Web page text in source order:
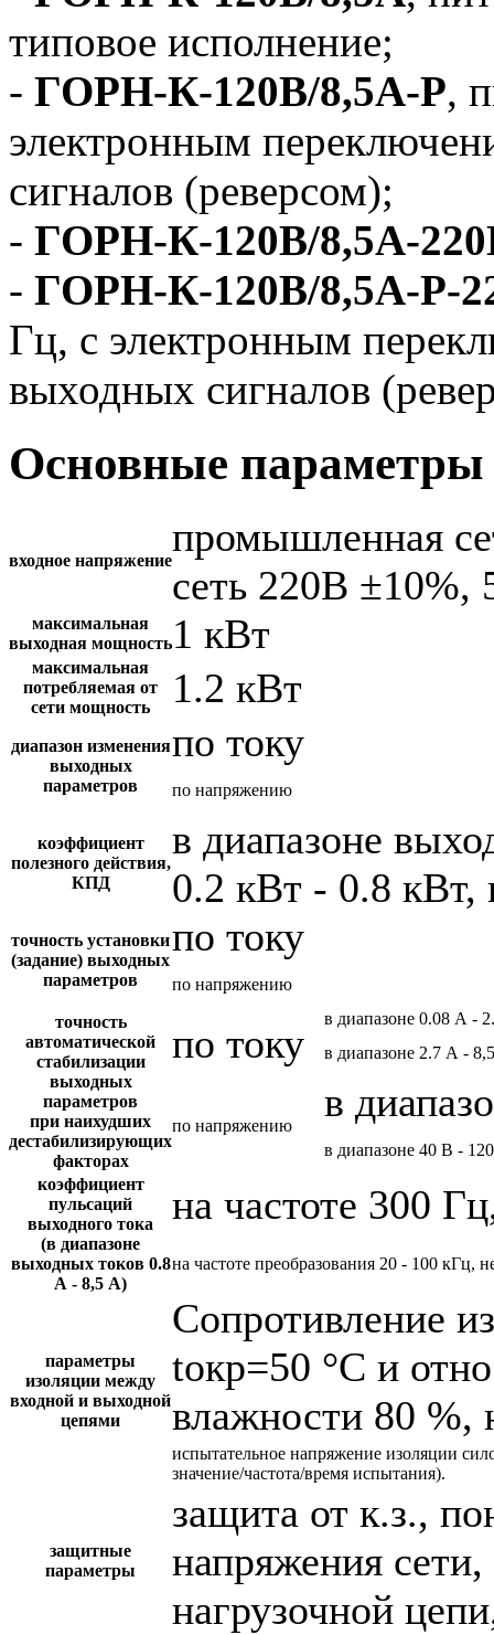
типовое исполнение;
- ГОРН-К-120В/8,5А-Р,
электронным
сигналов (реверсом);
- ГОРН-К-120В/8,5А-
- ГОРН-К-120В/8,5А-Р-
Гц, с электронным
выходных сигналов
Основные параметры
входное напряжение
промышленная
сеть 220В ±10%,
максимальная
выходная мощность1 кВт
максимальная
потребляемая от
сети мощность
1.2 кВт
диапазон изменения
выходных
параметров
по току
по напряжению
коэффициент
полезного действия,
КПД
в диапазоне
0.2 кВт - 0.8 кВт,
точность установки
(задание) выходных
параметров
по току
по напряжению
точность
автоматической
стабилизации
выходных
параметров
при наихудших
дестабилизирующих
факторах
по току
в диапазоне 0.08 А -
в диапазоне 2.7 А -
по напряжению
в
в диапазоне 40 В -
коэффициент
пульсаций
выходного тока
(в диапазоне
выходных токов 0.8
А - 8,5 А)
на частоте 300
на частоте преобразования 20 - 100 кГц,
параметры
изоляции между
входной и выходной
цепями
Сопротивление
tокр=50 °С и
влажности 80 %,
испытательное напряжение изоляции
значение/частота/время испытания).
защитные
параметры
защита от к.з.,
напряжения
нагрузочной